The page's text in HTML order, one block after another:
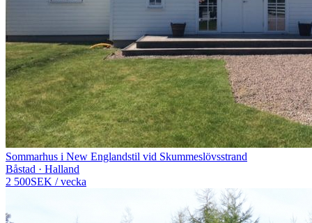
Sommarhus i New Englandstil vid Skummeslövsstrand
Båstad · Halland
2 500SEK /vecka